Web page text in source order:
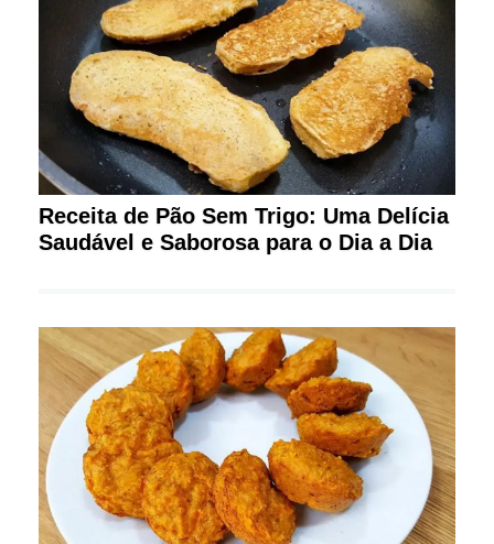
Receita de Pão Sem Trigo: Uma Delícia
Saudável e Saborosa para o Dia a Dia